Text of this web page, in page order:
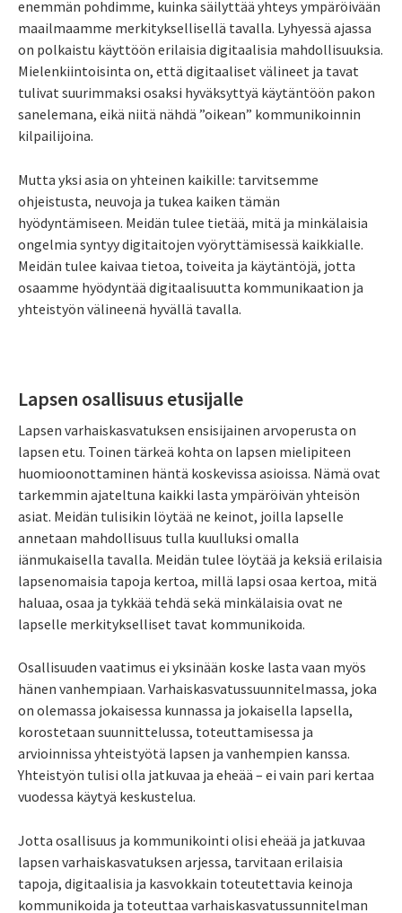
enemmän pohdimme, kuinka säilyttää yhteys ympäröivään
maailmaamme merkityksellisellä tavalla. Lyhyessä ajassa
on polkaistu käyttöön erilaisia digitaalisia mahdollisuuksia.
Mielenkiintoisinta on, että digitaaliset välineet ja tavat
tulivat suurimmaksi osaksi hyväksyttyä käytäntöön pakon
sanelemana, eikä niitä nähdä ”oikean” kommunikoinnin
kilpailijoina.
Mutta yksi asia on yhteinen kaikille: tarvitsemme
ohjeistusta, neuvoja ja tukea kaiken tämän
hyödyntämiseen. Meidän tulee tietää, mitä ja minkälaisia
ongelmia syntyy digitaitojen vyöryttämisessä kaikkialle.
Meidän tulee kaivaa tietoa, toiveita ja käytäntöjä, jotta
osaamme hyödyntää digitaalisuutta kommunikaation ja
yhteistyön välineenä hyvällä tavalla.
Lapsen osallisuus etusijalle
Lapsen varhaiskasvatuksen ensisijainen arvoperusta on
lapsen etu. Toinen tärkeä kohta on lapsen mielipiteen
huomioonottaminen häntä koskevissa asioissa. Nämä ovat
tarkemmin ajateltuna kaikki lasta ympäröivän yhteisön
asiat. Meidän tulisikin löytää ne keinot, joilla lapselle
annetaan mahdollisuus tulla kuulluksi omalla
iänmukaisella tavalla. Meidän tulee löytää ja keksiä erilaisia
lapsenomaisia tapoja kertoa, millä lapsi osaa kertoa, mitä
haluaa, osaa ja tykkää tehdä sekä minkälaisia ovat ne
lapselle merkitykselliset tavat kommunikoida.
Osallisuuden vaatimus ei yksinään koske lasta vaan myös
hänen vanhempiaan. Varhaiskasvatussuunnitelmassa, joka
on olemassa jokaisessa kunnassa ja jokaisella lapsella,
korostetaan suunnittelussa, toteuttamisessa ja
arvioinnissa yhteistyötä lapsen ja vanhempien kanssa.
Yhteistyön tulisi olla jatkuvaa ja eheää – ei vain pari kertaa
vuodessa käytyä keskustelua.
Jotta osallisuus ja kommunikointi olisi eheää ja jatkuvaa
lapsen varhaiskasvatuksen arjessa, tarvitaan erilaisia
tapoja, digitaalisia ja kasvokkain toteutettavia keinoja
kommunikoida ja toteuttaa varhaiskasvatussunnitelman